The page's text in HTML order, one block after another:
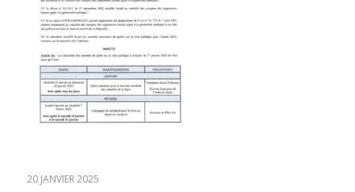
20 JANVIER 2025